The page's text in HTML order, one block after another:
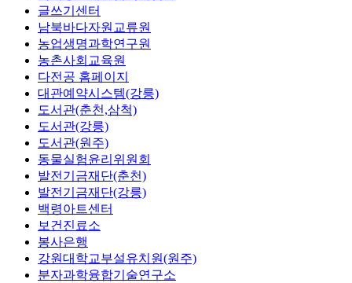
글쓰기센터
남북바다자원교류원
농업생명과학연구원
농촌사회교육원
다전공 홈페이지
대관예약시스템(강릉)
도서관(춘천,삼척)
도서관(강릉)
도서관(원주)
동물실험윤리위원회
발전기금재단(춘천)
발전기금재단(강릉)
백령아트센터
보건진료소
봉사은행
강원대학교부설유치원(원주)
분자과학융합기술연구소